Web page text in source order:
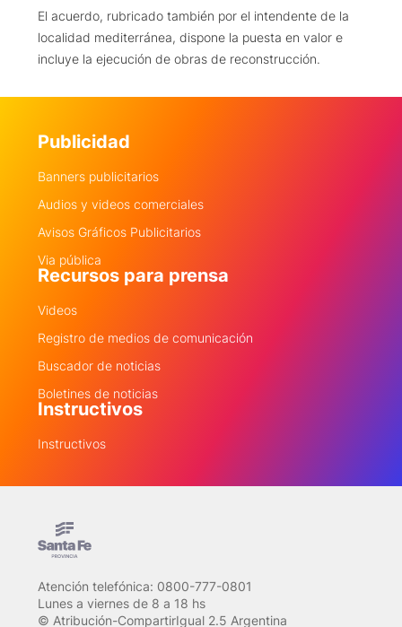
El acuerdo, rubricado también por el intendente de la
localidad mediterránea, dispone la puesta en valor e
incluye la ejecución de obras de reconstrucción.
Publicidad
Banners publicitarios
Audios y videos comerciales
Avisos Gráficos Publicitarios
Via pública
Recursos para prensa
Videos
Registro de medios de comunicación
Buscador de noticias
Boletines de noticias
Instructivos
Instructivos
Atención telefónica: 0800-777-0801
Lunes a viernes de 8 a 18 hs
© Atribución-CompartirIgual 2.5 Argentina